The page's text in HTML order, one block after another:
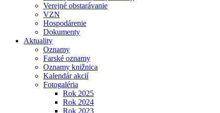
Verejné obstarávanie
VZN
Hospodárenie
Dokumenty
Aktuality
Oznamy
Farské oznamy
Oznamy knižnica
Kalendár akcií
Fotogaléria
Rok 2025
Rok 2024
Rok 2023